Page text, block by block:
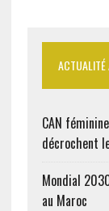
ACTUALITÉ
CAN
décrochent
Mondial
au Maroc